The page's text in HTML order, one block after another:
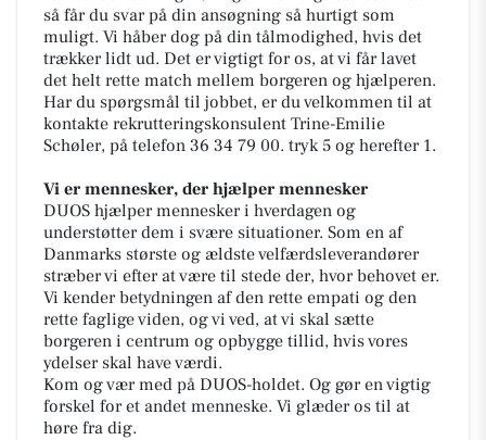
så får du svar på din ansøgning så hurtigt som
muligt. Vi håber dog på din tålmodighed, hvis det
trækker lidt ud. Det er vigtigt for os, at vi får lavet
det helt rette match mellem borgeren og hjælperen.
Har du spørgsmål til jobbet, er du velkommen til at
kontakte rekrutteringskonsulent Trine-Emilie
Schøler, på telefon 36 34 79 00. tryk 5 og herefter 1.
Vi er mennesker, der hjælper mennesker
DUOS hjælper mennesker i hverdagen og
understøtter dem i svære situationer. Som en af
Danmarks største og ældste velfærdsleverandører
stræber vi efter at være til stede der, hvor behovet er.
Vi kender betydningen af den rette empati og den
rette faglige viden, og vi ved, at vi skal sætte
borgeren i centrum og opbygge tillid, hvis vores
ydelser skal have værdi.
Kom og vær med på DUOS-holdet. Og gør en vigtig
forskel for et andet menneske. Vi glæder os til at
høre fra dig.